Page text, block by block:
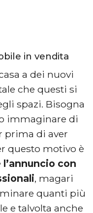
in vendita
a dei nuovi
che questi si
spazi. Bisogna
immaginare di
prima di aver
questo motivo è
con
, magari
quanti più
e talvolta anche